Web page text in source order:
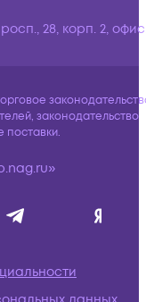
28, корп. 2,
законодательство
поставки.